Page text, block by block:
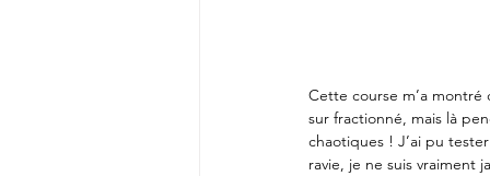
Cette course m’a montré
sur fractionné, mais là
chaotiques ! J’ai pu
ravie, je ne suis vraiment